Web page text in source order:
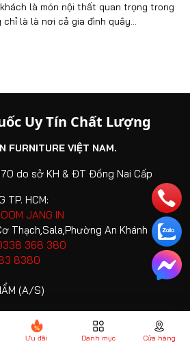
là món nội thất quan trọng trong
là là nơi cả gia đình quây...
Uy Tín Chất Lượng
FURNITURE VIỆT NAM.
do sở KH & ĐT Đồng Nai Cấp
TP. HCM:
JANG IN
Thạch,Sala,Phường An Khánh
368 380
8380
(A/S)
36368 380
Ưu đãi Danh mục Cửa hàng